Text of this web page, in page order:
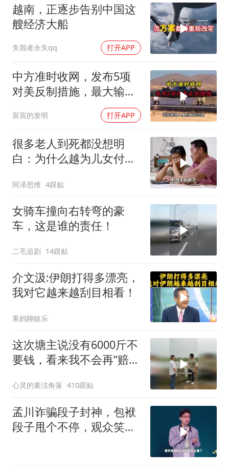
越南，正逐步告别中国这
艘经济大船
失我者永失qq 打开APP
中方准时收网，发布5项
对美反制措施，最大输家
宸宸的发明 打开APP
很多老人到死都没想明
白：为什么越为儿女付
阿泽思维 4跟贴
女骑车撞向右转弯的豪
车，这是谁的责任！
二毛追剧 14跟贴
介文汲:伊朗打得多漂亮，
我对它越来越刮目相看！
果妈聊娱乐
这次塘主说没有6000斤不
要钱，看来我不会再“赔
心灵的素洁角落 410跟贴
孟川诈骗段子封神，包袱
段子甩个不停，观众笑到